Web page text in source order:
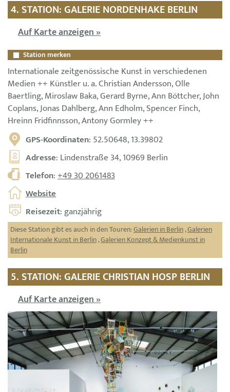
4. STATION: GALERIE NORDENHAKE BERLIN
Auf Karte anzeigen »
Station merken
Internationale zeitgenössische Kunst in verschiedenen
Medien ++ Künstler u. a. Christian Andersson, Olle
Baertling, Miroslaw Baka, Gerard Byrne, Ann Böttcher, John
Coplans, Jonas Dahlberg, Ann Edholm, Spencer Finch,
Hreinn Fridfinnsson, Antony Gormley ++
GPS-Koordinaten: 52.50648, 13.39802
Adresse: Lindenstraße 34, 10969 Berlin
Telefon:+49 30 2061483
Website
Reisezeit: ganzjährig
Diese Station gibt es auch in den Touren:Galerien in Berlin,Galerien
Internationale Kunst in Berlin,Galerien Konzept & Medienkunst in
Berlin
5. STATION: GALERIE CHRISTIAN HOSP BERLIN
Auf Karte anzeigen »